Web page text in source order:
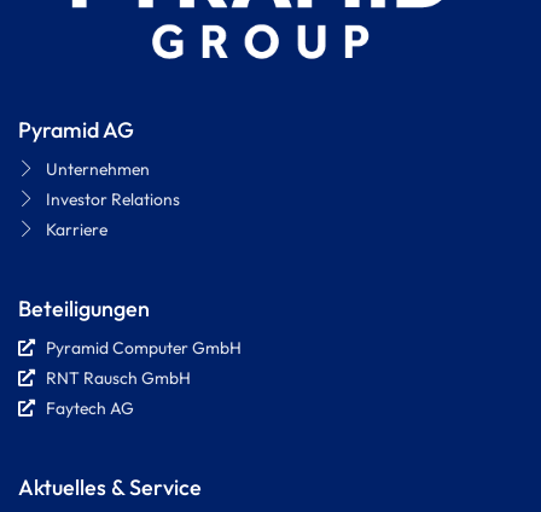
Pyramid AG
Unternehmen
Investor Relations
Karriere
Beteiligungen
Pyramid Computer GmbH
RNT Rausch GmbH
Faytech AG
Aktuelles & Service